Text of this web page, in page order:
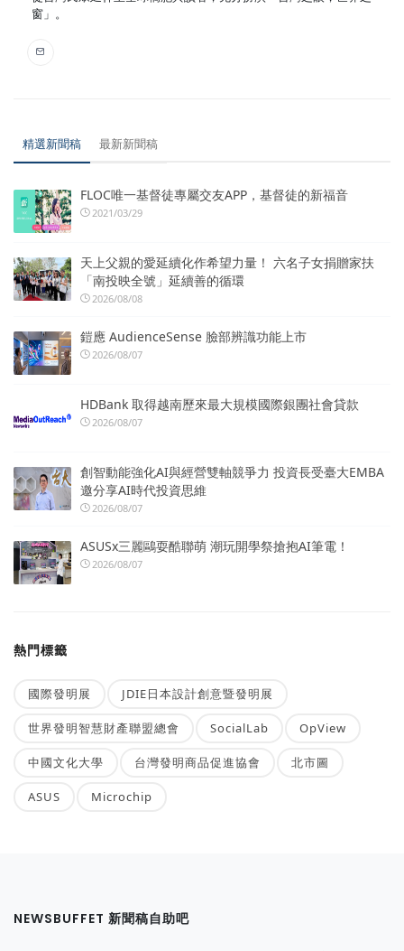
窗」。
精選新聞稿 最新新聞稿
FLOC唯一基督徒專屬交友APP，基督徒的新福音
2021/03/29
天上父親的愛延續化作希望力量！ 六名子女捐贈家扶
「南投映全號」延續善的循環
2026/08/08
鎧應 AudienceSense 臉部辨識功能上市
2026/08/07
HDBank 取得越南歷來最大規模國際銀團社會貸款
2026/08/07
創智動能強化AI與經營雙軸競爭力 投資長受臺大EMBA
邀分享AI時代投資思維
2026/08/07
ASUSx三麗鷗耍酷聯萌 潮玩開學祭搶抱AI筆電！
2026/08/07
熱門標籤
國際發明展 JDIE日本設計創意暨發明展
世界發明智慧財產聯盟總會 SocialLab OpView
中國文化大學 台灣發明商品促進協會 北市圖
ASUS Microchip
NEWSBUFFET 新聞稿自助吧